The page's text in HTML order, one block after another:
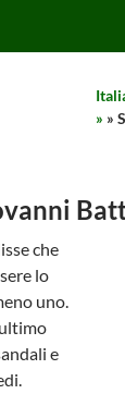
» »
che
lo
uno.
e